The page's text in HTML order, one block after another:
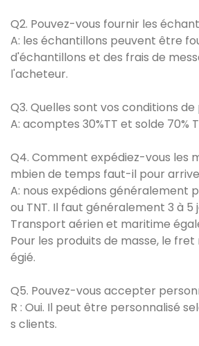
Q2. Pouvez-vous fournir les
A: les échantillons peuvent être
d'échantillons et des frais de
l'acheteur.
Q3. Quelles sont vos conditions
A: acomptes 30%TT et solde 70%
Q4. Comment expédiez-vous les
mbien de temps faut-il pour
A: nous expédions généralement
ou TNT. Il faut généralement 3 à 5
Transport aérien et maritime
Pour les produits de masse, le
égié.
Q5. Pouvez-vous accepter
R : Oui. Il peut être personnalisé
s clients.